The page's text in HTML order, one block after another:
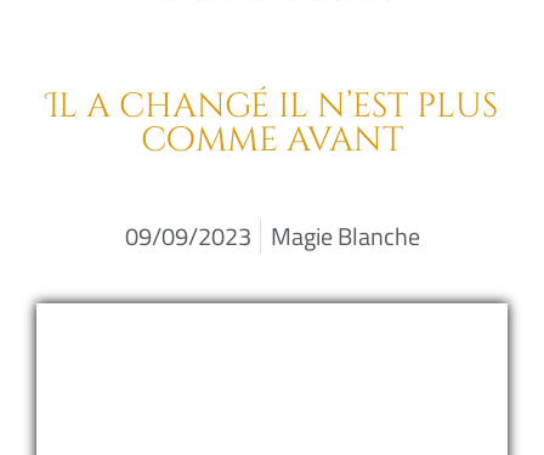
Il a changé il n’est plus
comme avant
09/09/2023 Magie Blanche